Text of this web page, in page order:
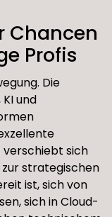
Chancen
Profis
Die
und
verschiebt sich
strategischen
ist, sich von
sich in Cloud-